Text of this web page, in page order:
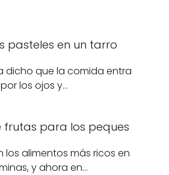
pasteles en un tarro
dicho que la comida entra
por los ojos y…
frutas para los peques
los alimentos más ricos en
y ahora en…